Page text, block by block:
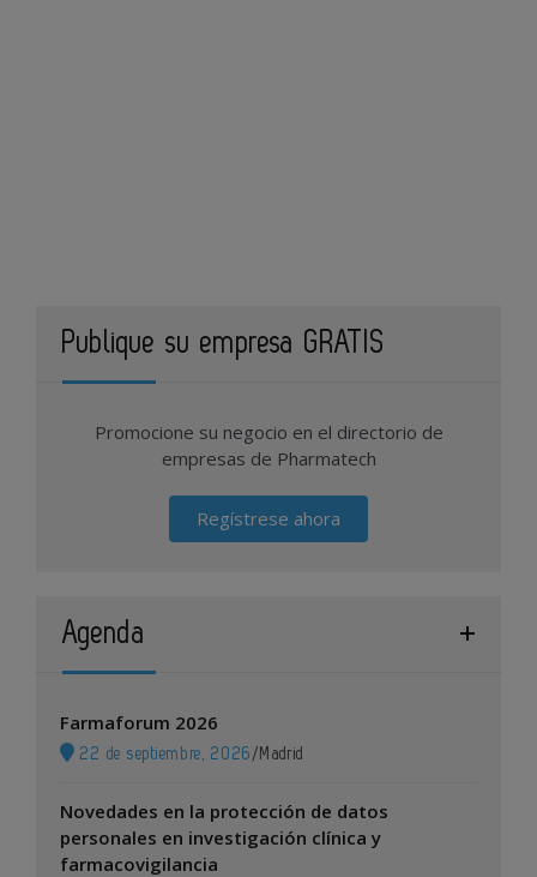
Publique su empresa GRATIS
Promocione su negocio en el directorio de
empresas de Pharmatech
Regístrese ahora
Agenda
Farmaforum 2026
22 de septiembre, 2026 / Madrid
Novedades en la protección de datos
personales en investigación clínica y
farmacovigilancia